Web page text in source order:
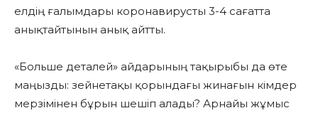
елдің ғалымдары коронавирусты 3-4 сағатта
анықтайтынын анық айтты.
«Больше деталей» айдарының тақырыбы да өте
маңызды: зейнетақы қорындағы жинағын кімдер
мерзімінен бұрын шешіп алады? Арнайы жұмыс